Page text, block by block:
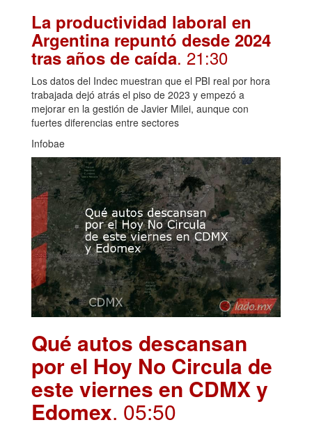
La productividad laboral en
Argentina repuntó desde 2024
tras años de caída. 21:30
Los datos del Indec muestran que el PBI real por hora
trabajada dejó atrás el piso de 2023 y empezó a
mejorar en la gestión de Javier Milei, aunque con
fuertes diferencias entre sectores
Infobae
Qué autos descansan
por el Hoy No Circula de
este viernes en CDMX y
Edomex. 05:50